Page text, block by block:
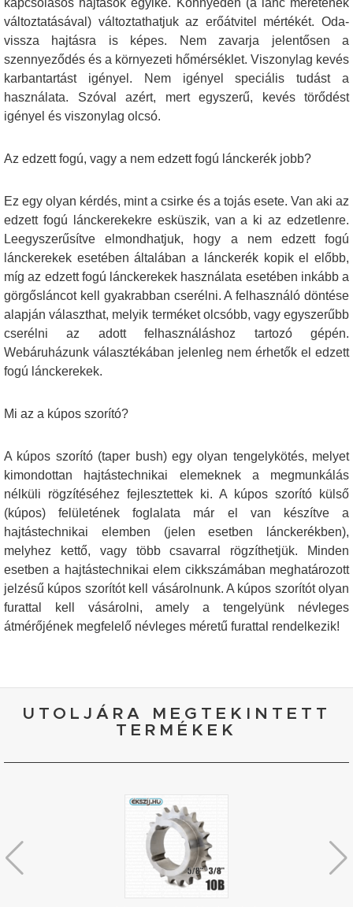
kapcsolásos hajtások egyike. Könnyedén (a lánc méretének
változtatásával) változtathatjuk az erőátvitel mértékét. Oda-
vissza hajtásra is képes. Nem zavarja jelentősen a
szennyeződés és a környezeti hőmérséklet. Viszonylag kevés
karbantartást igényel. Nem igényel speciális tudást a
használata. Szóval azért, mert egyszerű, kevés törődést
igényel és viszonylag olcsó.
Az edzett fogú, vagy a nem edzett fogú lánckerék jobb?
Ez egy olyan kérdés, mint a csirke és a tojás esete. Van aki az
edzett fogú lánckerekekre esküszik, van a ki az edzetlenre.
Leegyszerűsítve elmondhatjuk, hogy a nem edzett fogú
lánckerekek esetében általában a lánckerék kopik el előbb,
míg az edzett fogú lánckerekek használata esetében inkább a
görgősláncot kell gyakrabban cserélni. A felhasználó döntése
alapján választhat, melyik terméket olcsóbb, vagy egyszerűbb
cserélni az adott felhasználáshoz tartozó gépén.
Webáruházunk választékában jelenleg nem érhetők el edzett
fogú lánckerekek.
Mi az a kúpos szorító?
A kúpos szorító (taper bush) egy olyan tengelykötés, melyet
kimondottan hajtástechnikai elemeknek a megmunkálás
nélküli rögzítéséhez fejlesztettek ki. A kúpos szorító külső
(kúpos) felületének foglalata már el van készítve a
hajtástechnikai elemben (jelen esetben lánckerékben),
melyhez kettő, vagy több csavarral rögzíthetjük. Minden
esetben a hajtástechnikai elem cikkszámában meghatározott
jelzésű kúpos szorítót kell vásárolnunk. A kúpos szorítót olyan
furattal kell vásárolni, amely a tengelyünk névleges
átmérőjének megfelelő névleges méretű furattal rendelkezik!
UTOLJÁRA MEGTEKINTETT
TERMÉKEK